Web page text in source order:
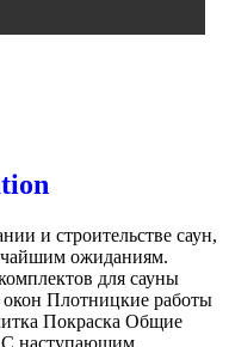
и строительстве саун,
ожиданиям.
для сауны
Плотницкие работы
Покраска Общие